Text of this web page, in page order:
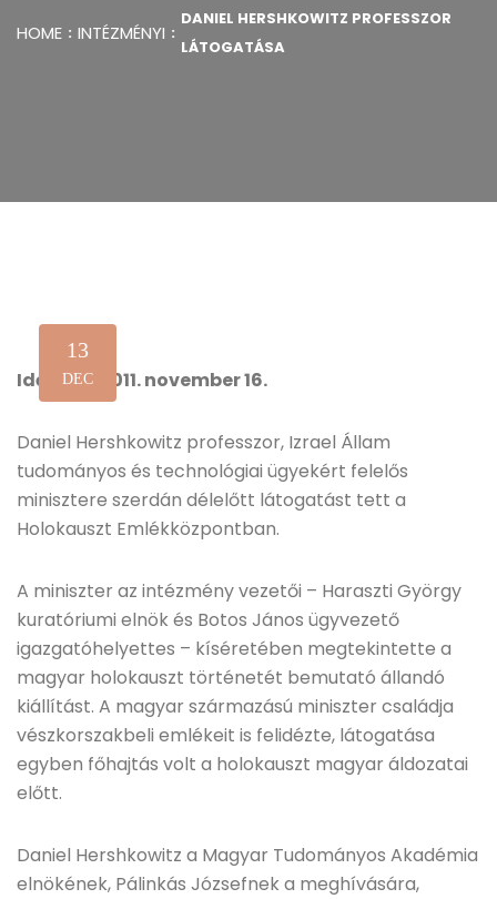
HOME INTÉZMÉNYI
DANIEL HERSHKOWITZ PROFESSZOR
LÁTOGATÁSA
13
DEC
Időpont: 2011. november 16.
Daniel Hershkowitz professzor, Izrael Állam
tudományos és technológiai ügyekért felelős
minisztere szerdán délelőtt látogatást tett a
Holokauszt Emlékközpontban.
A miniszter az intézmény vezetői – Haraszti György
kuratóriumi elnök és Botos János ügyvezető
igazgatóhelyettes – kíséretében megtekintette a
magyar holokauszt történetét bemutató állandó
kiállítást. A magyar származású miniszter családja
vészkorszakbeli emlékeit is felidézte, látogatása
egyben főhajtás volt a holokauszt magyar áldozatai
előtt.
Daniel Hershkowitz a Magyar Tudományos Akadémia
elnökének, Pálinkás Józsefnek a meghívására,